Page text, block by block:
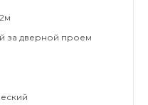
за дверной проем